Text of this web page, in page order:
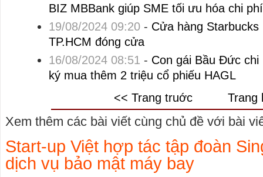
BIZ MBBank giúp SME tối ưu hóa chi phí
19/08/2024 09:20- Cửa hàng
TP.HCM đóng cửa
16/08/2024 08:51 - Con gái Bầu Đức
ký mua thêm 2 triệu cổ phiếu HAGL
<< Trang truớc
Trang
Xem thêm các bài viết cùng chủ đề với bài
Start-up Việt hợp tác tập đoàn
dịch vụ bảo mật máy bay